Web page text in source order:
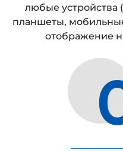
любые устройства
планшеты,
отображение